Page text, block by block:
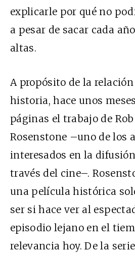
explicarle por qué no
a pesar de sacar cada
altas.
A propósito de la
historia, hace unos
páginas el trabajo de
Rosenstone –uno de los
interesados en la
través del cine–.
una película histórica
ser si hace ver al
episodio lejano en el
relevancia hoy. De la